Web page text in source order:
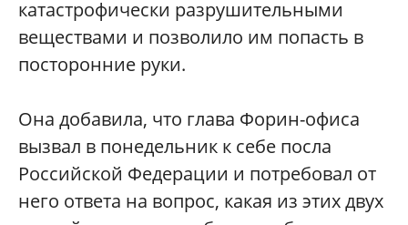
катастрофически разрушительными
веществами и позволило им попасть в
посторонние руки.
Она добавила, что глава Форин-офиса
вызвал в понедельник к себе посла
Российской Федерации и потребовал от
него ответа на вопрос, какая из этих двух